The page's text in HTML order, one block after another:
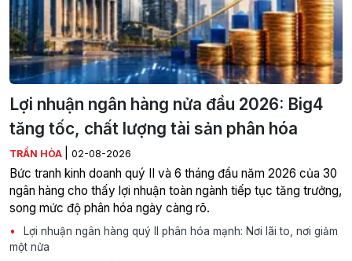
Lợi nhuận ngân hàng nửa đầu 2026: Big4
tăng tốc, chất lượng tài sản phân hóa
TRẦN HÒA 02-08-2026
Bức tranh kinh doanh quý II và 6 tháng đầu năm 2026 của 30
ngân hàng cho thấy lợi nhuận toàn ngành tiếp tục tăng trưởng,
song mức độ phân hóa ngày càng rõ.
Lợi nhuận ngân hàng quý II phân hóa mạnh: Nơi lãi to, nơi giảm
một nửa